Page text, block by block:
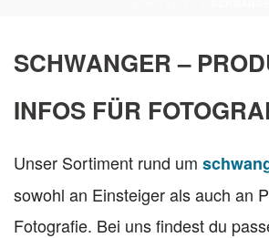
SCHWANGER –
INFOS FÜR
Unser Sortiment rund um
sowohl an Einsteiger als auch an
Fotografie. Bei uns findest du